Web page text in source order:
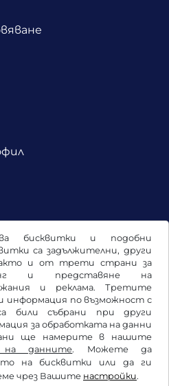
бисквитки и подобни
са задължителни, други
и от трети страни за
и представяне на
и реклама. Третите
информация по възможност с
били събрани при други
за обработката на данни
ще намерите в нашите
на данните. Можете да
на бисквитки или да ги
чрез Вашите настройки.
отказ